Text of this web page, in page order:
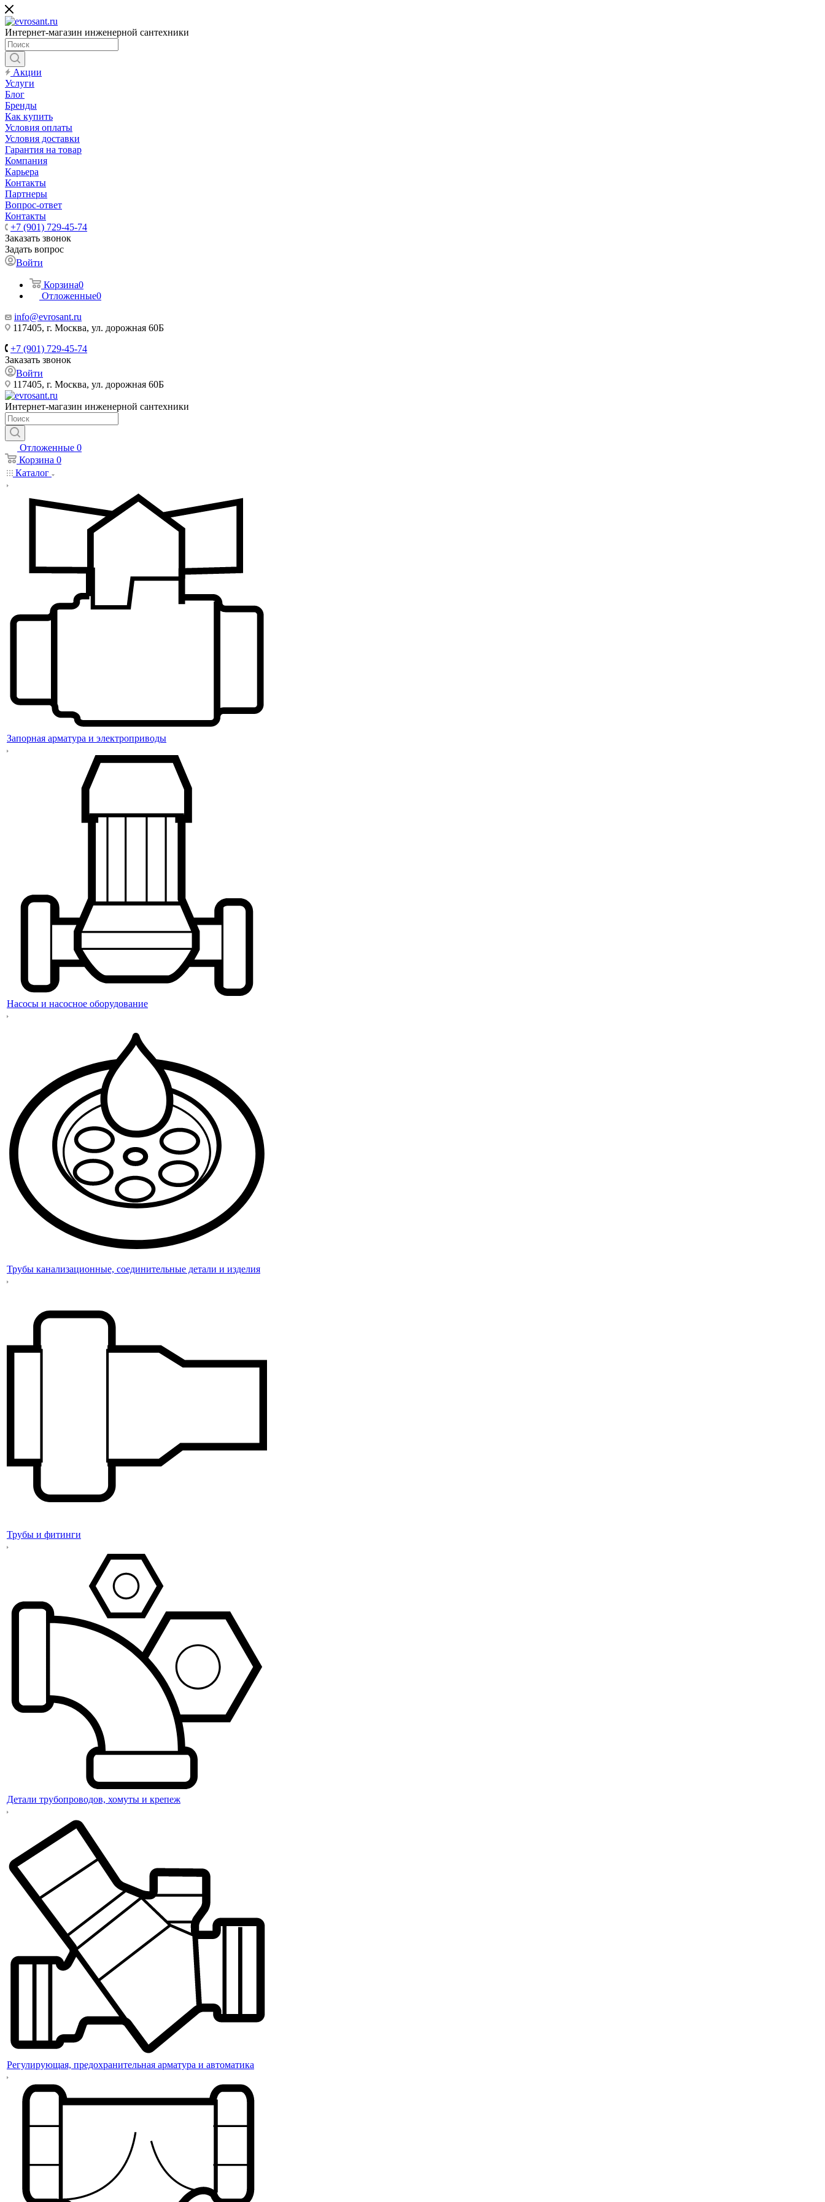
Интернет-магазин инженерной сантехники
Акции
Услуги
Блог
Бренды
Как купить
Условия оплаты
Условия доставки
Гарантия на товар
Компания
Карьера
Контакты
Партнеры
Вопрос-ответ
Контакты
+7 (901) 729-45-74
Заказать звонок
Задать вопрос
Войти
Корзина0
Отложенные0
info@evrosant.ru
117405, г. Москва, ул. дорожная 60Б
+7 (901) 729-45-74
Заказать звонок
Войти
117405, г. Москва, ул. дорожная 60Б
Интернет-магазин инженерной сантехники
Отложенные 0
Корзина 0
Каталог
Запорная арматура и электроприводы
Насосы и насосное оборудование
Трубы канализационные, соединительные детали и изделия
Трубы и фитинги
Детали трубопроводов, хомуты и крепеж
Регулирующая, предохранительная арматура и автоматика